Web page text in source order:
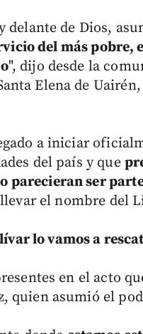
delante de Dios,
del más pobre,
", dijo desde la
Elena de
a iniciar
del país y que
parecieran ser
el nombre del
lo vamos a
en el acto
quien asumió el